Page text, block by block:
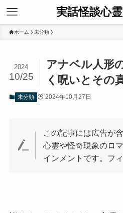
実話怪談心
ホーム 未分類
アナベル人形
く呪いとその
2024
10/25
未分類 2024年10月27日
この記事には広告が
心霊や怪奇現象のロ
インメントです。フ